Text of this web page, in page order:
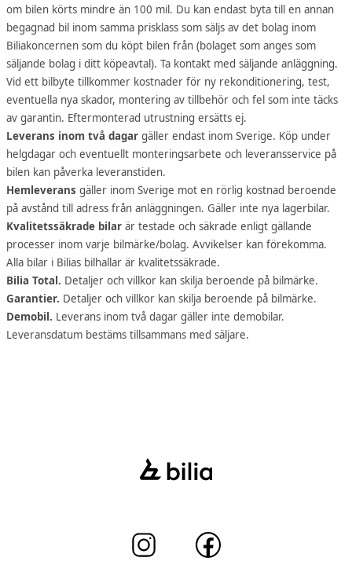
om bilen körts mindre än 100 mil. Du kan endast byta till en annan
begagnad bil inom samma prisklass som säljs av det bolag inom
Biliakoncernen som du köpt bilen från (bolaget som anges som
säljande bolag i ditt köpeavtal). Ta kontakt med säljande anläggning.
Vid ett bilbyte tillkommer kostnader för ny rekonditionering, test,
eventuella nya skador, montering av tillbehör och fel som inte täcks
av garantin. Eftermonterad utrustning ersätts ej.
Leverans inom två dagar gäller endast inom Sverige. Köp under
helgdagar och eventuellt monteringsarbete och leveransservice på
bilen kan påverka leveranstiden.
Hemleverans gäller inom Sverige mot en rörlig kostnad beroende
på avstånd till adress från anläggningen. Gäller inte nya lagerbilar.
Kvalitetssäkrade bilar är testade och säkrade enligt gällande
processer inom varje bilmärke/bolag. Avvikelser kan förekomma.
Alla bilar i Bilias bilhallar är kvalitetssäkrade.
Bilia Total. Detaljer och villkor kan skilja beroende på bilmärke.
Garantier. Detaljer och villkor kan skilja beroende på bilmärke.
Demobil. Leverans inom två dagar gäller inte demobilar.
Leveransdatum bestäms tillsammans med säljare.